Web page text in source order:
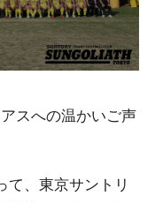
スへの温かいご声
て、東京サントリ